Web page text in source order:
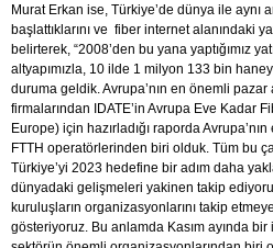
Murat Erkan ise, Türkiye’de dünya ile aynı
başlattıklarını ve fiber internet alanındaki
belirterek, “2008’den bu yana yaptığımız
altyapımızla, 10 ilde 1 milyon 133 bin
duruma geldik. Avrupa’nın en önemli pazar
firmalarından IDATE’in Avrupa Eve Kadar
Europe) için hazırladığı raporda
FTTH operatörlerinden biri olduk. Tüm bu
Türkiye’yi 2023 hedefine bir adım daha
dünyadaki gelişmeleri yakinen takip
kuruluşların organizasyonlarını takip
gösteriyoruz. Bu anlamda Kasım ayında